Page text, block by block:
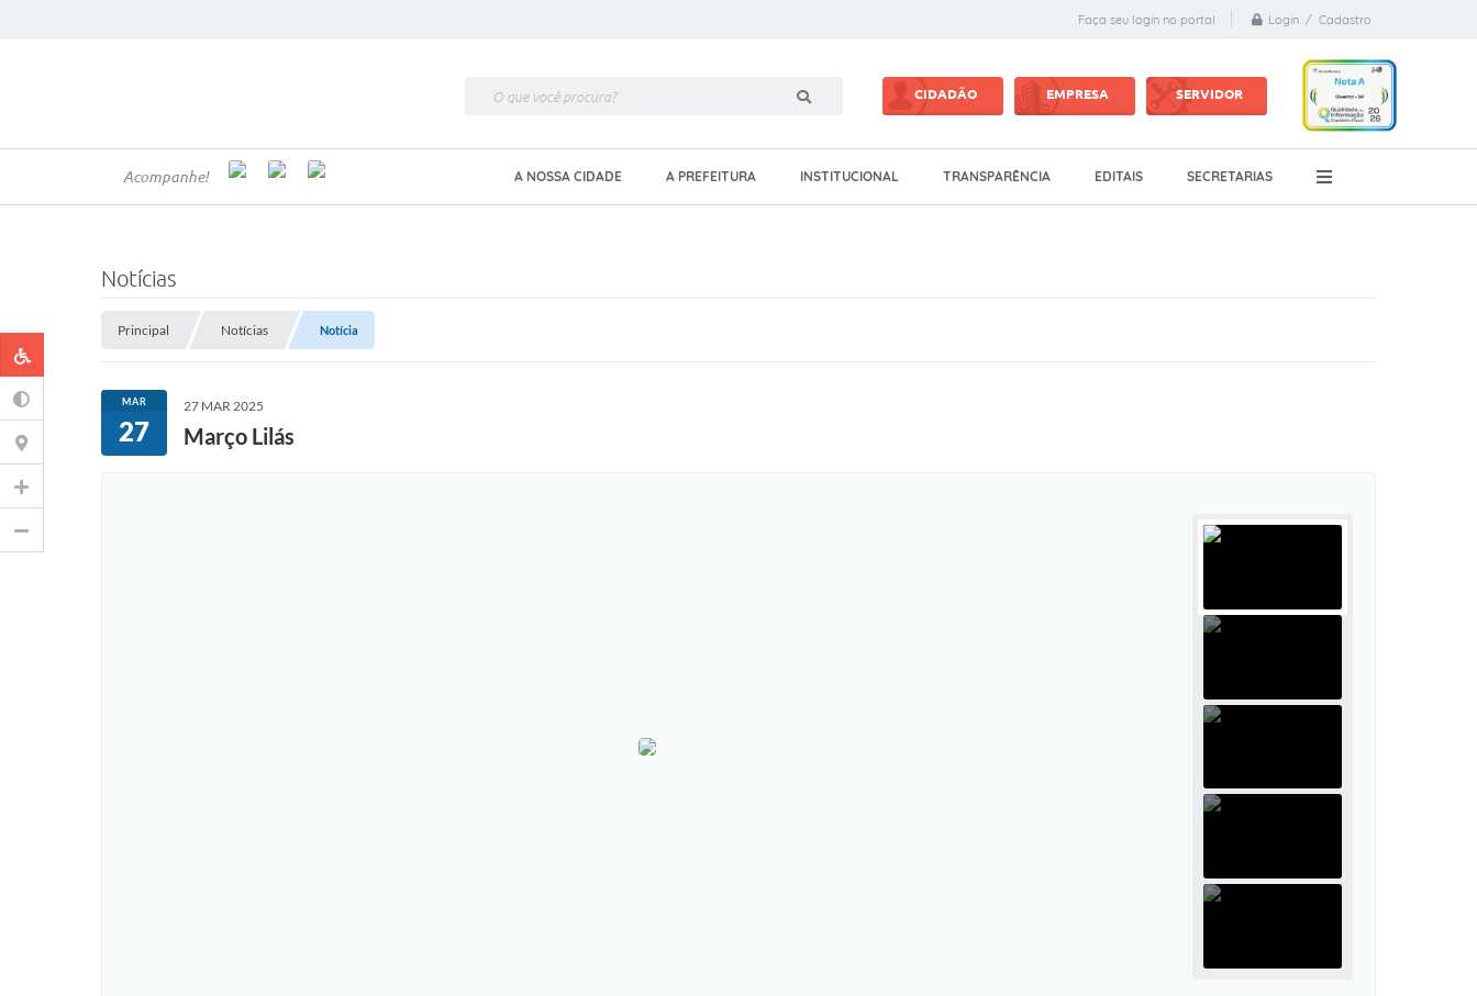
Faça seu login no portal Login / Cadastro
CIDADÃO EMPRESA SERVIDOR
Acompanhe! A NOSSA CIDADE A PREFEITURA INSTITUCIONAL TRANSPARÊNCIA EDITAIS SECRETARIAS
Notícias
Principal Notícias Notícia
MAR
27
27 MAR 2025
Março Lilás